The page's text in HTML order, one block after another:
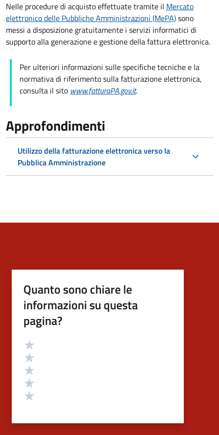
Nelle procedure di acquisto effettuate tramite il Mercato
elettronico delle Pubbliche Amministrazioni (MePA)sono
messi a disposizione gratuitamente i servizi informatici di
supporto alla generazione e gestione della fattura elettronica.
Per ulteriori informazioni sulle specifiche tecniche e la
normativa di riferimento sulla fatturazione elettronica,
consulta il sito www.fatturaPA.gov.it.
Approfondimenti
Utilizzo della fatturazione elettronica verso la
Pubblica Amministrazione
Quanto sono chiare le
informazioni su questa
pagina?
Valutazione